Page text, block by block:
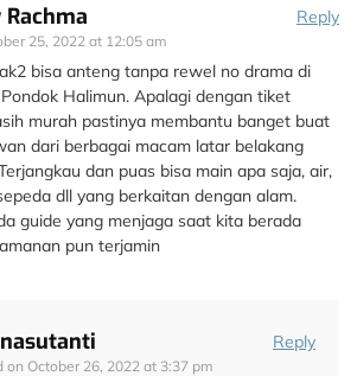
25, 2022 at 12:05 am
Reply
bisa anteng tanpa rewel no drama di
Halimun. Apalagi dengan tiket
murah pastinya membantu banget buat
dari berbagai macam latar belakang
dan puas bisa main apa saja, air,
dll yang berkaitan dengan alam.
guide yang menjaga saat kita berada
pun terjamin
on October 26, 2022 at 3:37 pm
Reply